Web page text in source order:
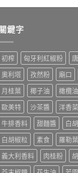
關鍵字
初榨 匈牙利紅椒粉
奧利塔
孜然粉 廟口
月桂葉
椰子油 橄欖油
歐美特
沙茶醬 洋香
牛排香料
甜麵醬
白
白胡椒粒
素食
羅勒葉
義大利香料
肉桂粉